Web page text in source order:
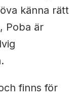
känna rätt
Poba är
finns för